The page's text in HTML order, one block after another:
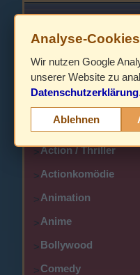
HOME
>
> Action
>Action / Thriller
>Actionkomödie
>Animation
>Anime
>Bollywood
>Comedy
Analyse-Cookies
Wir nutzen Google
unserer Website zu
Datenschutzerklärung.
Ablehnen